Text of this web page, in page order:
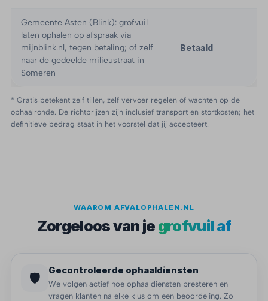
Gemeente Asten (Blink): grofvuil
laten ophalen op afspraak via
mijnblink.nl, tegen betaling; of zelf
naar de gedeelde milieustraat in
Someren
Betaald
* Gratis betekent zelf tillen, zelf vervoer regelen of wachten op de
ophaalronde. De richtprijzen zijn inclusief transport en stortkosten; het
definitieve bedrag staat in het voorstel dat jij accepteert.
WAAROM AFVALOPHALEN.NL
Zorgeloos van je grofvuil af
🛡️ Gecontroleerde ophaaldiensten
We volgen actief hoe ophaaldiensten presteren en
vragen klanten na elke klus om een beoordeling. Zo